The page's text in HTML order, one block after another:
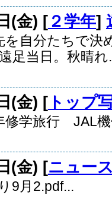
(金) [２学年]
を自分たちで決
足当日。秋晴れ
(金) [ トップ
学旅行 JAL機
(金) [ニュー
9月2.pdf...